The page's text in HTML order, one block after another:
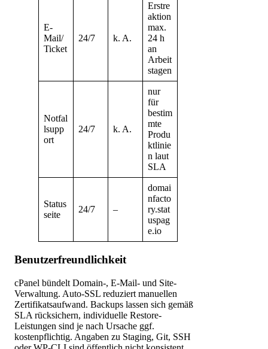
E-
Mail/
Ticket
24/7 k. A.
Erstre
aktion
max.
24 h
an
Arbeit
stagen
Notfal
lsupp
ort
24/7 k. A.
nur
für
bestim
mte
Produ
ktlinie
n laut
SLA
Status
seite
24/7 –
domai
nfacto
ry.stat
uspag
e.io
Benutzerfreundlichkeit
cPanel bündelt Domain-, E-Mail- und Site-
Verwaltung. Auto-SSL reduziert manuellen
Zertifikatsaufwand. Backups lassen sich gemäß
SLA rücksichern, individuelle Restore-
Leistungen sind je nach Ursache ggf.
kostenpflichtig. Angaben zu Staging, Git, SSH